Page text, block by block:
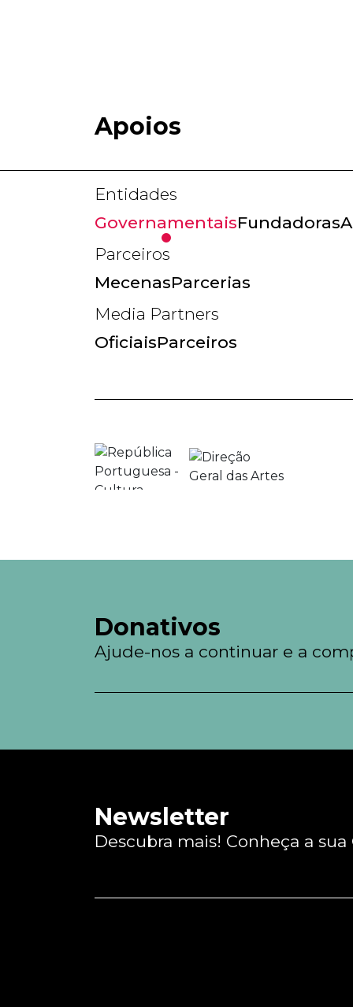
Apoios
Entidades
GovernamentaisFundadoras
Parceiros
MecenasParcerias
Media Partners
OficiaisParceiros
Donativos
Ajude-nos a continuar e a
Newsletter
Descubra mais! Conheça a